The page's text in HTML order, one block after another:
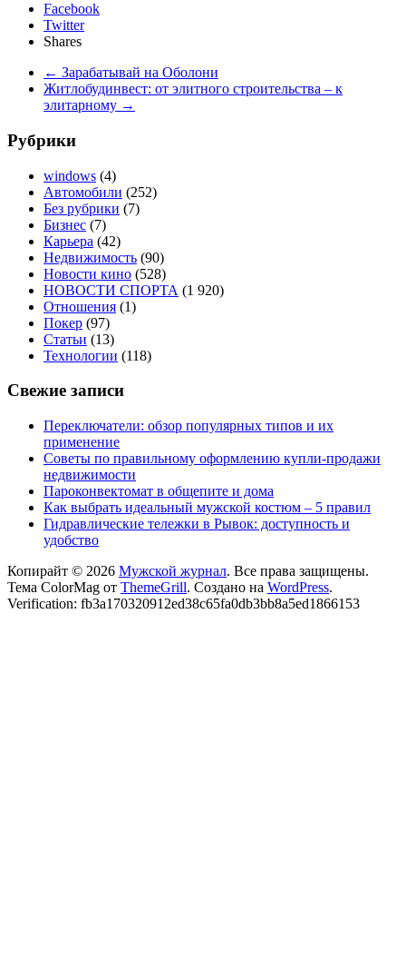
Facebook
Twitter
Shares
← Зарабатывай на Оболони
Житлобудинвест: от элитного строительства – к
элитарному →
Рубрики
windows (4)
Автомобили (252)
Без рубрики (7)
Бизнес (7)
Карьера (42)
Недвижимость (90)
Новости кино (528)
НОВОСТИ СПОРТА (1 920)
Отношения (1)
Покер (97)
Статьи (13)
Технологии (118)
Свежие записи
Переключатели: обзор популярных типов и их
применение
Советы по правильному оформлению купли-продажи
недвижимости
Пароконвектомат в общепите и дома
Как выбрать идеальный мужской костюм – 5 правил
Гидравлические тележки в Рывок: доступность и
удобство
Копирайт © 2026 Мужской журнал. Все права защищены.
Тема ColorMag от ThemeGrill. Создано на WordPress.
Verification: fb3a170320912ed38c65fa0db3bb8a5ed1866153